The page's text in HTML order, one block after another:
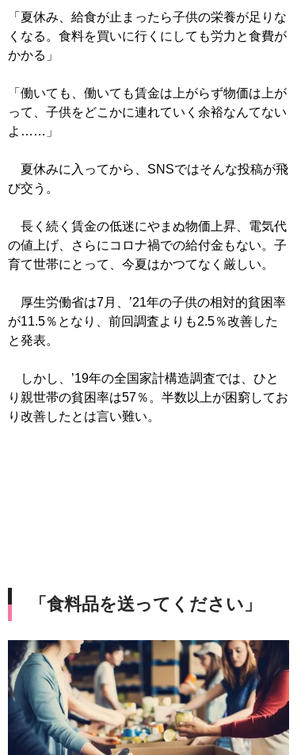
「夏休み、給食が止まったら子供の栄養が足りな
くなる。食料を買いに行くにしても労力と食費が
かかる」
「働いても、働いても賃金は上がらず物価は上が
って、子供をどこかに連れていく余裕なんてない
よ……」
夏休みに入ってから、SNSではそんな投稿が飛
び交う。
長く続く賃金の低迷にやまぬ物価上昇、電気代
の値上げ、さらにコロナ禍での給付金もない。子
育て世帯にとって、今夏はかつてなく厳しい。
厚生労働省は7月、’21年の子供の相対的貧困率
が11.5％となり、前回調査よりも2.5％改善した
と発表。
しかし、’19年の全国家計構造調査では、ひと
り親世帯の貧困率は57％。半数以上が困窮してお
り改善したとは言い難い。
「食料品を送ってください」